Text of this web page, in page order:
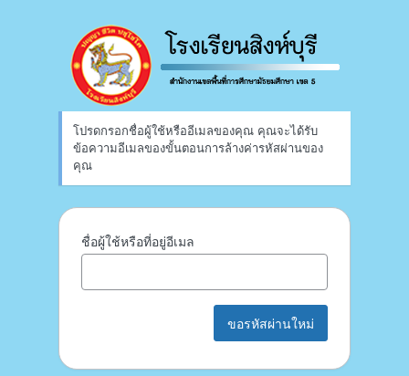
โปรดกรอกชื่อผู้ใช้หรืออีเมลของคุณ คุณจะได้รับ
ข้อความอีเมลของขั้นตอนการล้างค่ารหัสผ่านของ
คุณ
ชื่อผู้ใช้หรือที่อยู่อีเมล